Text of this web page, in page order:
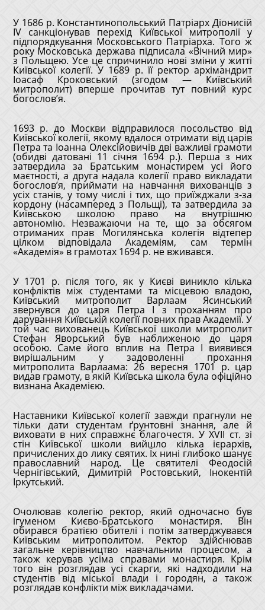
У 1686 р. Константинопольський Патріарх Діонисій
IV санкціонував перехід Київської митрополії у
підпорядкування Московського Патріарха. Того ж
року Московська держава підписала «Вічний мир»
з Польщею. Усе це спричинило нові зміни у житті
Київської колегії. У 1689 р. її ректор архімандрит
Іоасаф Кроковський (згодом — Київський
митрополит) вперше прочитав тут повний курс
богослов’я.
1693 р. до Москви відправилося посольство від
Київської колегії, якому вдалося отримати від царів
Петра та Іоанна Олексійовичів дві важливі грамоти
(обидві датовані 11 січня 1694 р.). Перша з них
затвердила за Братським монастирем усі його
маєтності, а друга надала колегії право викладати
богослов’я, приймати на навчання вихованців з
усіх станів, у тому числі і тих, що приїжджали з-за
кордону (насамперед з Польщі), та затвердила за
Київською школою право на внутрішню
автономію. Незважаючи на те, що за обсягом
отриманих прав Могилянська колегія відтепер
цілком відповідала Академіям, сам термін
«Академія» в грамотах 1694 р. не вживався.
У 1701 р. після того, як у Києві виникло кілька
конфліктів між студентами та місцевою владою,
Київський митрополит Варлаам Ясинський
звернувся до царя Петра I з проханням про
дарування Київській колегії повних прав Академії. У
той час вихованець Київської школи митрополит
Стефан Яворський був наближеною до царя
особою. Саме його вплив на Петра І виявився
вирішальним у задоволенні прохання
митрополита Варлаама: 26 вересня 1701 р. цар
видав грамоту, в якій Київська школа була офіційно
визнана Академією.
Наставники Київської колегії завжди прагнули не
тільки дати студентам ґрунтовні знання, але й
виховати в них справжнє благочестя. У XVII ст. зі
стін Київської школи вийшло кілька ієрархів,
причислених до лику святих. Їх нині глибоко шанує
православний народ. Це святителі Феодосій
Чернігівський, Димитрій Ростовський, Інокентій
Іркутський.
Очолював колегію ректор, який одночасно був
ігуменом Києво-Братського монастиря. Він
обирався братією обителі і потім затверджувався
Київським митрополитом. Ректор здійснював
загальне керівництво навчальним процесом, а
також керував усіма справами монастиря. Крім
того він розглядав усі скарги, які надходили на
студентів від міської влади і городян, а також
розглядав конфлікти між викладачами.